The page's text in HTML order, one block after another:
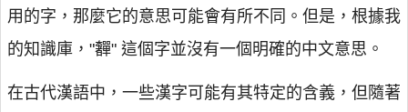
用的字，那麼它的意思可能會有所不同。但是，根據我
的知識庫，"奲" 這個字並沒有一個明確的中文意思。
在古代漢語中，一些漢字可能有其特定的含義，但隨著